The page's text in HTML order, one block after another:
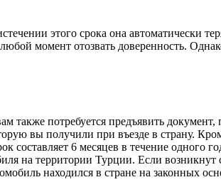
этого срока она автоматически
момент отозвать доверенность.
также потребуется предъявить
вы получили при въезде в страну.
6 месяцев в течение одного
на территории Турции. Если
находился в стране на законных